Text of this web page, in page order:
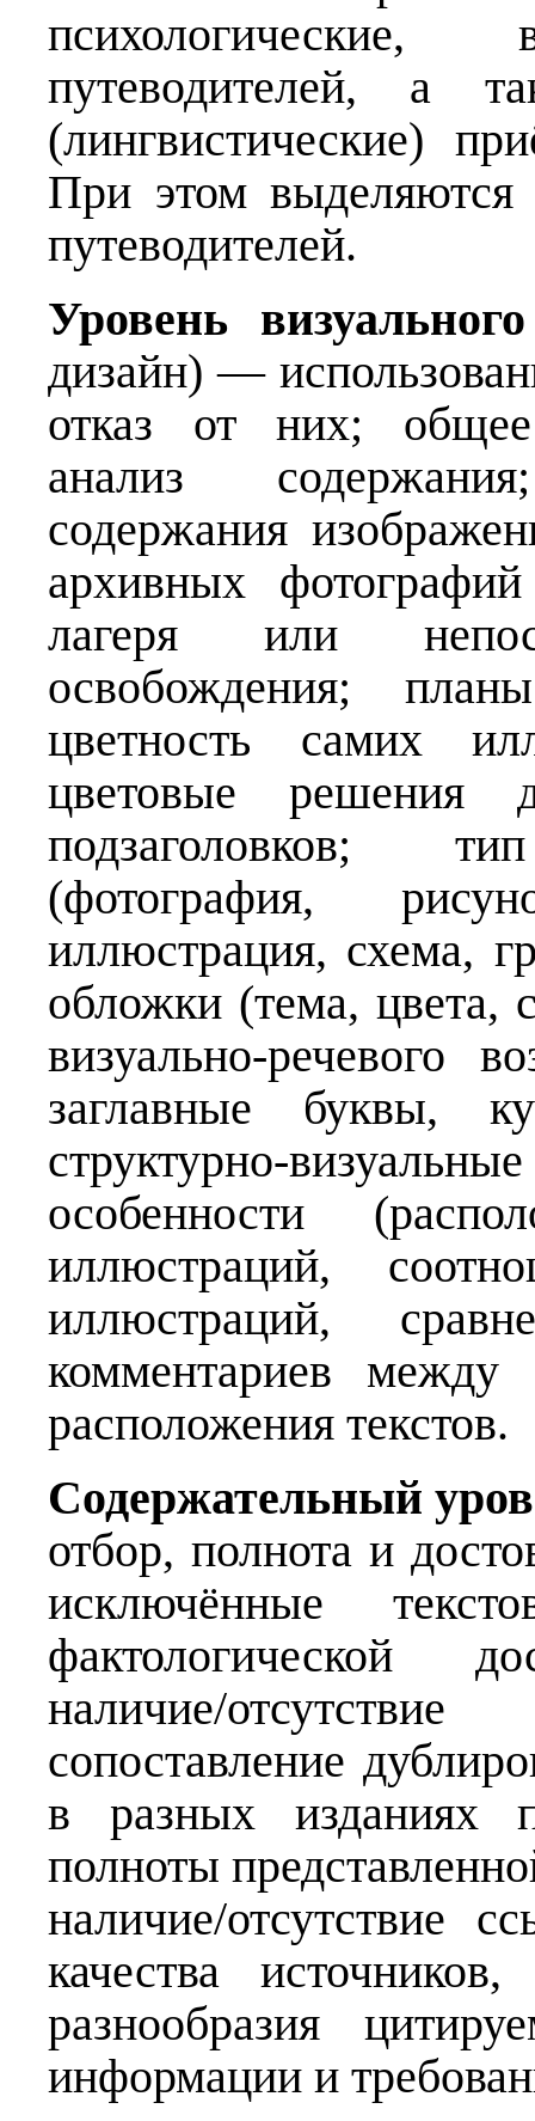
психологические,
путеводителей, а
(лингвистические)
При этом выделяются
путеводителей.
Уровень
дизайн) —
отказ от них; общее
анализ
содержания
архивных
лагеря или
освобождения;
цветность самих
цветовые решения
подзаголовков;
(фотография,
иллюстрация, схема,
обложки (тема, цвета,
визуально-речевого
заглавные буквы,
структурно-
особенности
иллюстраций,
иллюстраций,
комментариев между
расположения текстов.
Содержательный
отбор, полнота и
исключённые
фактологической
наличие/
сопоставление
в разных изданиях
полноты
наличие/отсутствие
качества
разнообразия
информации и